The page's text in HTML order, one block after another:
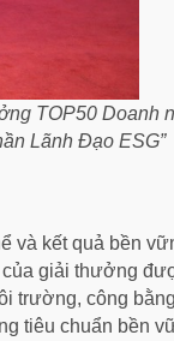
TOP50 Doanh
Lãnh Đạo ESG”
và kết quả bền
của giải thưởng
trường, công
tiêu chuẩn bền